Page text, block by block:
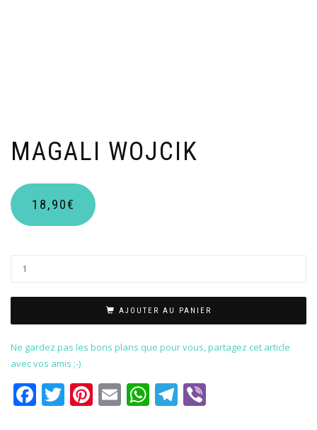
MAGALI WOJCIK
18,90€
AJOUTER AU PANIER
Ne gardez pas les bons plans que pour vous, partagez cet article
avec vos amis ;-)
Facebook
Twitter
Pinterest
EmailWhatsApp
Telegram